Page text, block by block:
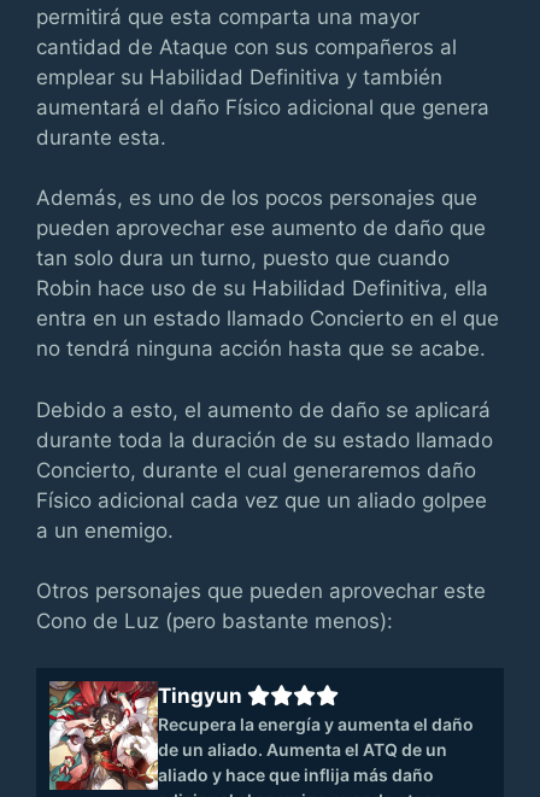
permitirá que esta comparta una mayor
cantidad de Ataque con sus compañeros al
emplear su Habilidad Definitiva y también
aumentará el daño Físico adicional que genera
durante esta.
Además, es uno de los pocos personajes que
pueden aprovechar ese aumento de daño que
tan solo dura un turno, puesto que cuando
Robin hace uso de su Habilidad Definitiva, ella
entra en un estado llamado Concierto en el que
no tendrá ninguna acción hasta que se acabe.
Debido a esto, el aumento de daño se aplicará
durante toda la duración de su estado llamado
Concierto, durante el cual generaremos daño
Físico adicional cada vez que un aliado golpee
a un enemigo.
Otros personajes que pueden aprovechar este
Cono de Luz (pero bastante menos):
Tingyun
Recupera la energía y aumenta el daño
de un aliado. Aumenta el ATQ de un
aliado y hace que inflija más daño